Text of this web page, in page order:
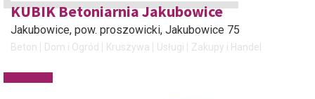
KUBIK Betoniarnia Jakubowice
Jakubowice, pow. proszowicki, Jakubowice 75
Beton Dom i Ogród Kruszywa Usługi Zakupy i Handel